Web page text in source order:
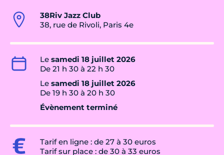
38Riv Jazz Club
38, rue de Rivoli, Paris 4e
Le samedi 18 juillet 2026
De 21 h 30 à 22 h 30
Le samedi 18 juillet 2026
De 19 h 30 à 20 h 30
Évènement terminé
Tarif en ligne : de 27 à 30 euros
Tarif sur place : de 30 à 33 euros